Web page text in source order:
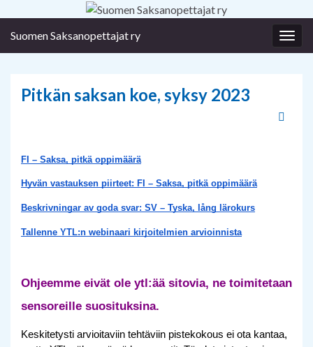
Suomen Saksanopettajat ry
Pitkän saksan koe, syksy 2023
FI – Saksa, pitkä oppimäärä
Hyvän vastauksen piirteet: FI – Saksa, pitkä oppimäärä
Beskrivningar av goda svar: SV – Tyska, lång lärokurs
Tallenne YTL:n webinaari kirjoitelmien arvioinnista
Ohjeemme eivät ole ytl:ää sitovia, ne toimitetaan
sensoreille suosituksina.
Keskitetysti arvioitaviin tehtäviin pistekokous ei ota kantaa,